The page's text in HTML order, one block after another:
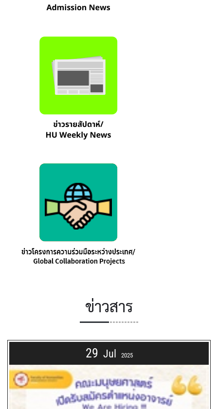
ข่าวสาร
29 Jul 2025